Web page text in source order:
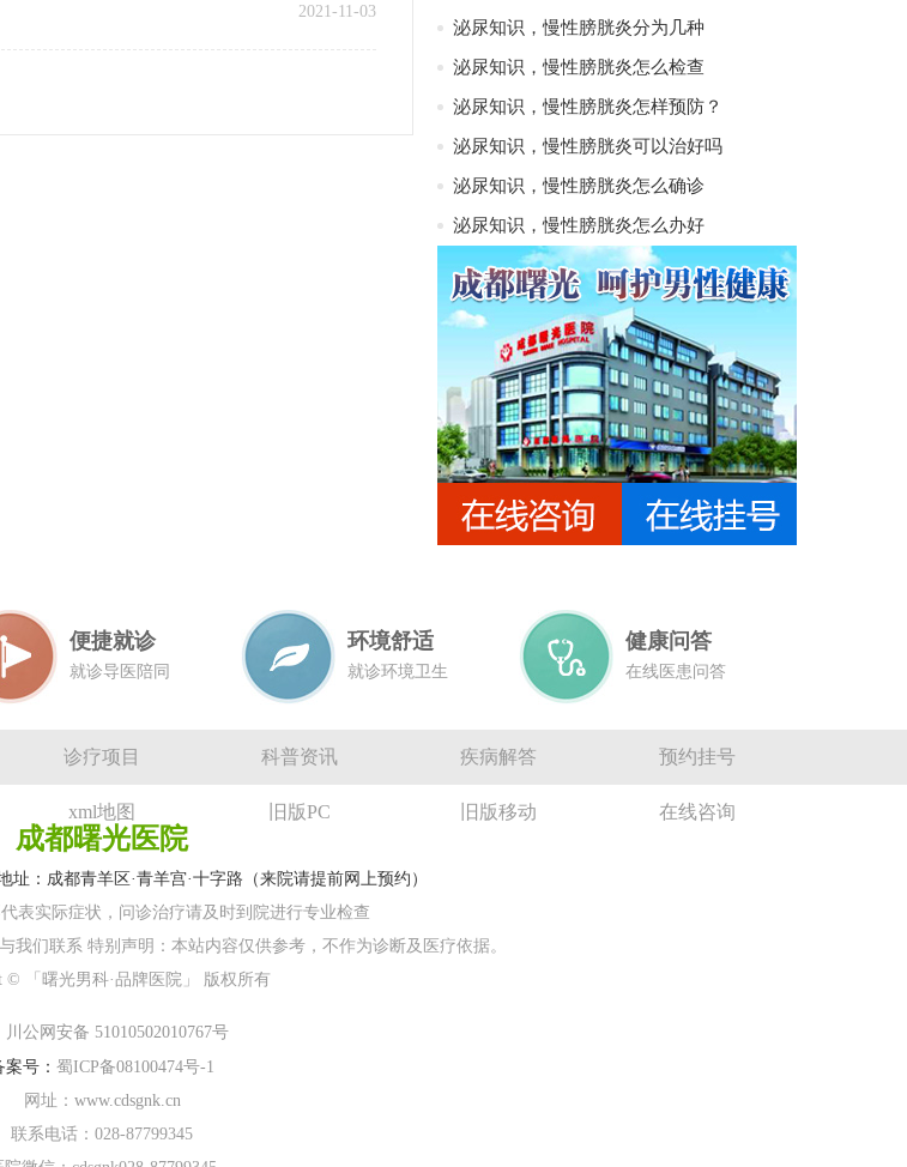
2021-11-03
泌尿知识，慢性膀胱炎分为几种
泌尿知识，慢性膀胱炎怎么检查
泌尿知识，慢性膀胱炎怎样预防？
泌尿知识，慢性膀胱炎可以治好吗
泌尿知识，慢性膀胱炎怎么确诊
泌尿知识，慢性膀胱炎怎么办好
便捷就诊
就诊导医陪同
环境舒适
就诊环境卫生
健康问答
在线医患问答
诊疗项目 科普资讯 疾病解答 预约挂号
xml地图 旧版PC 旧版移动 在线咨询
成都曙光医院
址：成都青羊区·青羊宫·十字路（来院请提前网上预约）
表实际症状，问诊治疗请及时到院进行专业检查
我们联系 特别声明：本站内容仅供参考，不作为诊断及医疗依据。
© 「曙光男科·品牌医院」 版权所有
川公网安备 51010502010767号
案号： 蜀ICP备08100474号-1
网址： www.cdsgnk.cn
联系电话：028-87799345